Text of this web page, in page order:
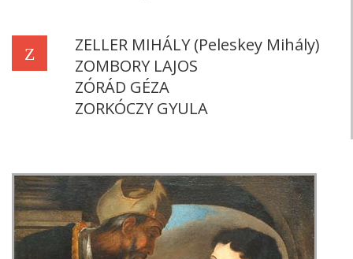
Z
ZELLER MIHÁLY (Peleskey Mihály)
ZOMBORY LAJOS
ZÓRÁD GÉZA
ZORKÓCZY GYULA